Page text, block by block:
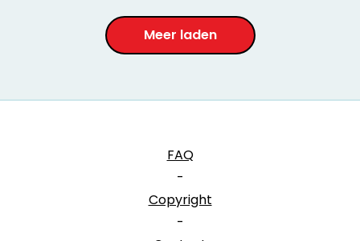
Meer laden
FAQ
-
Copyright
-